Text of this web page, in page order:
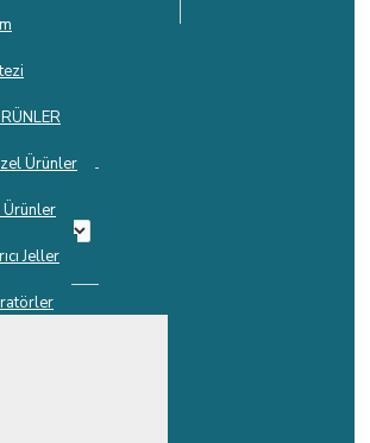
Ürünler
Ürünler
Jeller